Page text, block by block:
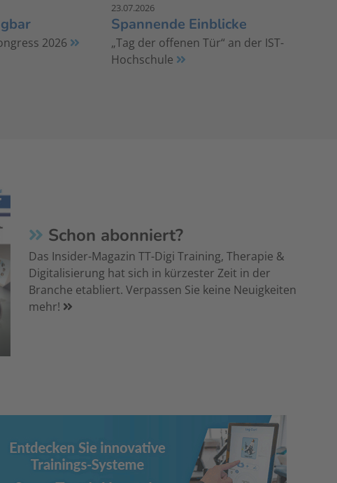
2026
23.07.2026
Spannende Einblicke
„Tag der offenen Tür“ an der IST-
Hochschule
Schon abonniert?
Das Insider-Magazin TT-Digi Training, Therapie &
Digitalisierung hat sich in kürzester Zeit in der
Branche etabliert. Verpassen Sie keine Neuigkeiten
mehr!